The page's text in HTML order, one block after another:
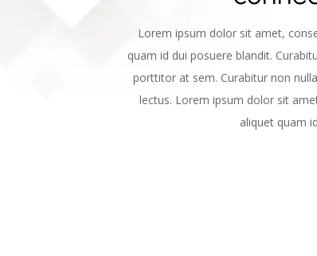
Lorem ipsum dolor sit amet,
quam id dui posuere blandit.
porttitor at sem. Curabitur non
lectus. Lorem ipsum dolor sit
aliquet quam